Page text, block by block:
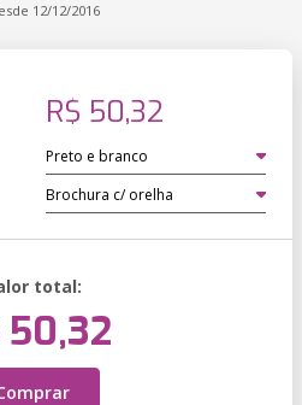
12/12/2016
R$ 50,32
total:
50,32